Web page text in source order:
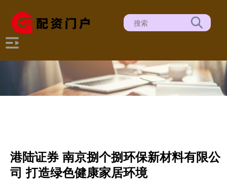
港陆证券 南京捌个捌环保新材料有限公
司 打造绿色健康家居环境